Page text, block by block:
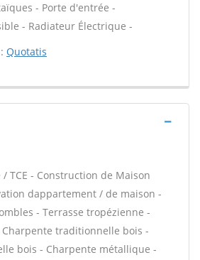
- Porte d'entrée -
- Radiateur Électrique -
Quotatis
TCE - Construction de Maison
dappartement / de maison -
- Terrasse tropézienne -
traditionnelle bois -
bois - Charpente métallique -